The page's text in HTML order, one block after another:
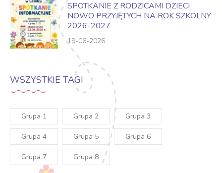
SPOTKANIE Z RODZICAMI DZIECI
NOWO PRZYJĘTYCH NA ROK SZKOLNY
2026-2027
19-06-2026
WSZYSTKIE TAGI
Grupa 1 Grupa 2 Grupa 3
Grupa 4 Grupa 5 Grupa 6
Grupa 7 Grupa 8